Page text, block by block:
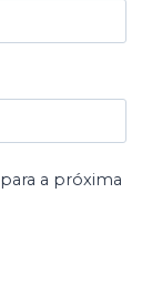
a próxima